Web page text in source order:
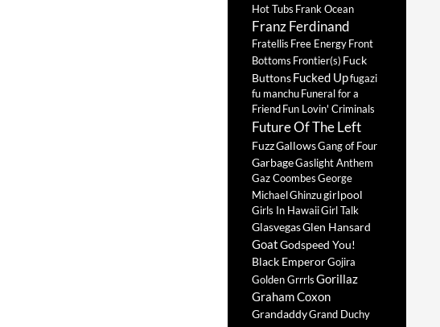
Hot Tubs Frank Ocean
Franz Ferdinand
Fratellis Free EnergyFront
Bottoms Frontier(s) Fuck
ButtonsFucked Upfugazi
fu manchuFuneral for a
FriendFun Lovin' Criminals
Future Of The Left
FuzzGallowsGang of Four
GarbageGaslight Anthem
Gaz CoombesGeorge
MichaelGhinzugirlpool
Girls In HawaiiGirl Talk
GlasvegasGlen Hansard
GoatGodspeed You!
Black EmperorGojira
Golden GrrrlsGorillaz
Graham Coxon
GrandaddyGrand Duchy